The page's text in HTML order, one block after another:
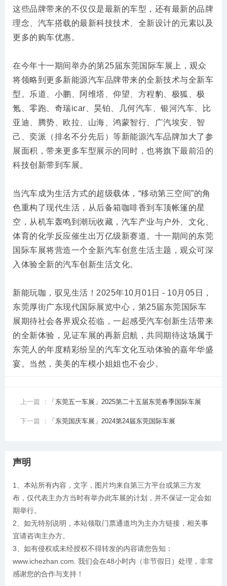
这些品牌带来的不仅仅是最新的车型，还有最新的品牌
理念、汽车搭载的最新科技技术、全新设计的元素以及
更多的购车优惠。
在今年十一期间举办的第25届东莞国际车展上，观众
将领略到更多新能源汽车品牌带来的全新技术与全新车
型。乐道、小鹏、阿维塔、仰望、方程豹、极狐、极
氪、零跑、奇瑞icar、昊铂、几何汽车、银河汽车、比
亚迪、腾势、欧拉、山海、鸿蒙智行、广汽埃安、智
己、奕派（排名不分先后）等新能源汽车品牌加大了参
展面积，带来更多车型展示的同时，也将旗下最前沿的
科技创新带到车展。
当汽车成为生活方式的超级载体，“移动第三空间”的角
色重构了现代生活，从后备箱咖啡香到车顶帐篷的星
空，从机车轰鸣到潮玩收藏，汽车产业与户外、文化、
体育的化学反应催生出万亿级新赛道。十一期间的东莞
国际车展将营造一个全新汽车创意生活主题，观众可深
入体验全新的汽车创新生活文化。
新能玩咖，驭见生活！2025年10月01日 - 10月05日，
东莞厚街广东现代国际展览中心，第25届东莞国际车
展期待社会各界观众莅临，一起感受汽车创新生活带来
的全新体验，见证车展的再新启航，共同期待这场属于
东莞人的年度精彩纷呈的汽车文化互动体验的嘉年华盛
宴。当然，美美的车模小姐姐也不会少。
上一篇 ： 「东莞五一车展」2025第二十五届东莞春季国际车展
下一篇 ： 「东莞国庆车展」2024第24届东莞国际车展
声明
1、本站所有内容，文字，图片均来自第三方平台或第三方发
布，仅代表主办方当时有举办此车展的计划，并不保证一定会如
期举行。
2、如无特别说明，本站领取门票通道均为主办方链接，相关事
宜请咨询主办方。
3、如有侵权或未经授权不得转发的内容请您告知：
www.ichezhan.com. 我们会在48小时内（非节假日）处理，非常
感谢您的合作与支持！